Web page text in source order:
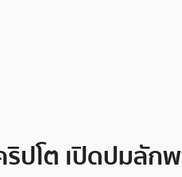
ปโต เปิดปมลัก